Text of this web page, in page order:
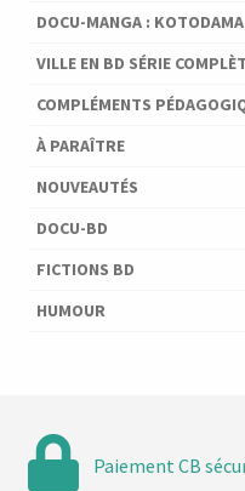
DOCU-MANGA : KOTODAMA
VILLE EN BD SÉRIE
COMPLÉMENTS
À PARAÎTRE
NOUVEAUTÉS
DOCU-BD
FICTIONS BD
HUMOUR
Paiement CB